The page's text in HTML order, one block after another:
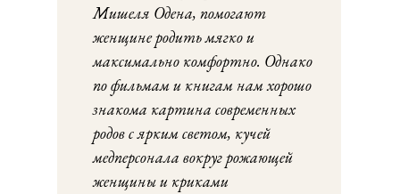
Мишеля Одена, помогают
женщине родить мягко и
максимально комфортно. Однако
по фильмам и книгам нам хорошо
знакома картина современных
родов с ярким светом, кучей
медперсонала вокруг рожающей
женщины и криками